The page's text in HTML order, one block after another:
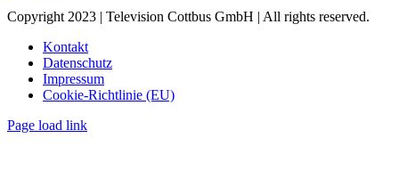
Copyright 2023 | Television Cottbus GmbH | All rights reserved.
Kontakt
Datenschutz
Impressum
Cookie-Richtlinie (EU)
Page load link